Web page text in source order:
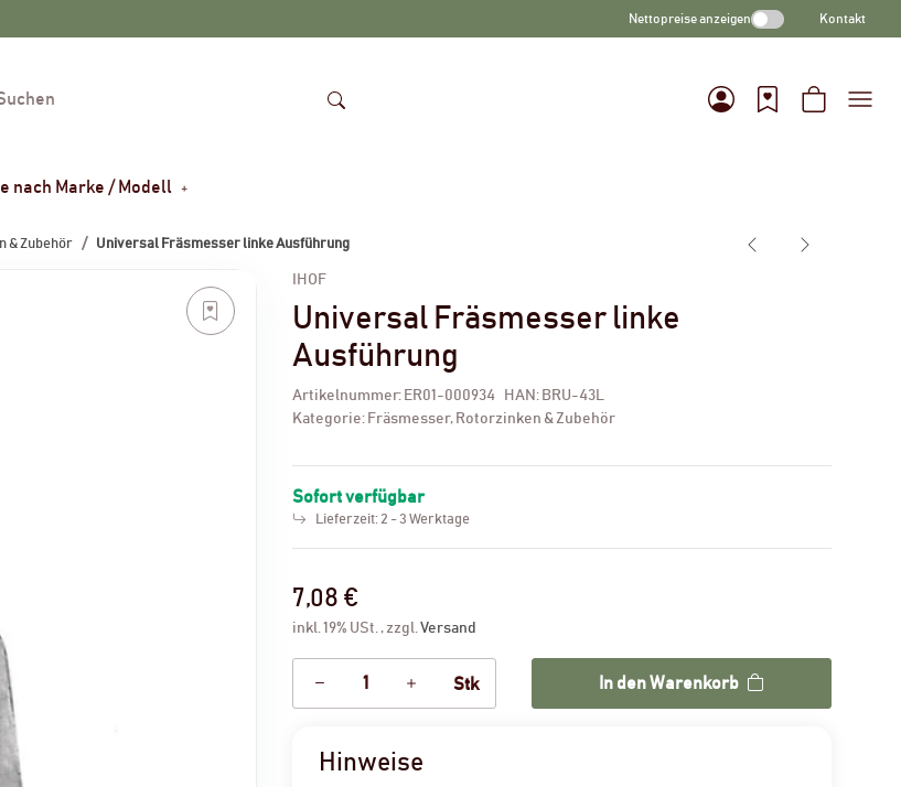
Nettopreise anzeigen Kontakt
nach Marke / Modell
& Zubehör Universal Fräsmesser linke Ausführung
IHOF
Universal Fräsmesser linke
Ausführung
Artikelnummer: ER01-000934 HAN: BRU-43L
Kategorie: Fräsmesser, Rotorzinken & Zubehör
Sofort verfügbar
Lieferzeit:2 - 3 Werktage
7,08 €
inkl. 19% USt. , zzgl.Versand
Stk In den Warenkorb
Hinweise